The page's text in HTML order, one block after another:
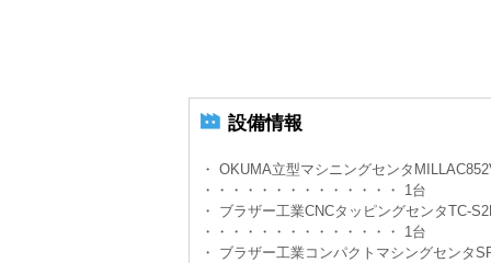
設備情報
・ OKUMA立型マシニングセンタ
・・・・・・・・・・・・・・
1台
・ ブラザー工業CNCタッピングセンタTC-
・・・・・・・・・・・・・・
1台
・ ブラザー工業コンパクトマシングセンタ